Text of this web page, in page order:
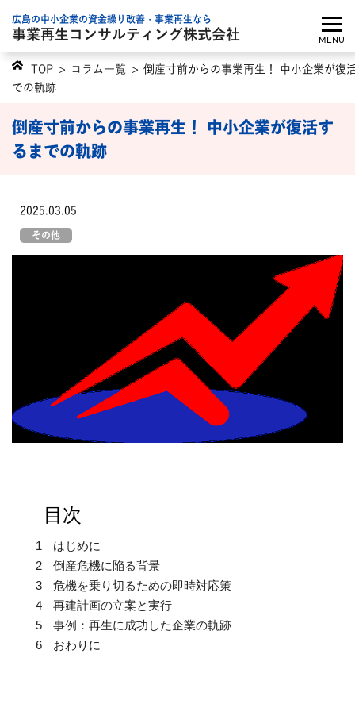
広島の中小企業の資金繰り改善・事業再生なら
事業再生コンサルティング株式会社 MENU
TOP > コラム一覧 > 倒産寸前からの事業再生！ 中小企業が復
での軌跡
倒産寸前からの事業再生！ 中小企業が復活す
るまでの軌跡
2025.03.05
その他
目次
1
はじめに
2
倒産危機に陥る背景
3
危機を乗り切るための即時対応策
4
再建計画の立案と実行
5
事例：再生に成功した企業の軌跡
6
おわりに